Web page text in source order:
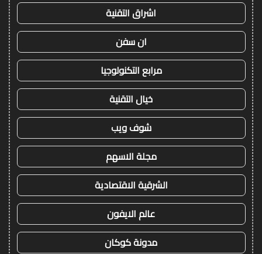
اشراق التقنية
ان سفن
مرابع التكنولوجيا
خيال التقنية
شوف ويب
مجلة الاسهم
الشرقية الاقتصادية
عالم الايفون
مدونة كوكان